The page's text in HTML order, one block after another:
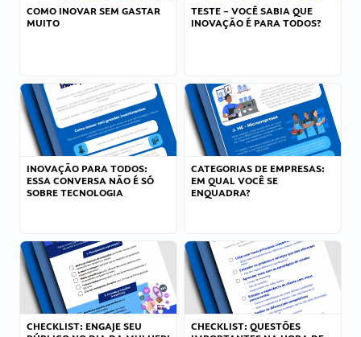
COMO INOVAR SEM GASTAR
MUITO
TESTE – VOCÊ SABIA QUE
INOVAÇÃO É PARA TODOS?
INOVAÇÃO PARA TODOS:
ESSA CONVERSA NÃO É SÓ
SOBRE TECNOLOGIA
CATEGORIAS DE EMPRESAS:
EM QUAL VOCÊ SE
ENQUADRA?
CHECKLIST: ENGAJE SEU
CHECKLIST: QUESTÕES